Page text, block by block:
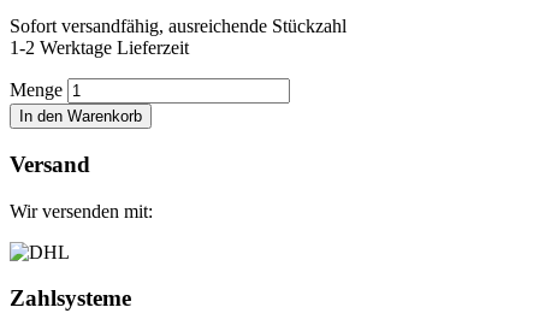
Sofort versandfähig, ausreichende Stückzahl
1-2 Werktage Lieferzeit
Menge
In den Warenkorb
Versand
Wir versenden mit:
Zahlsysteme